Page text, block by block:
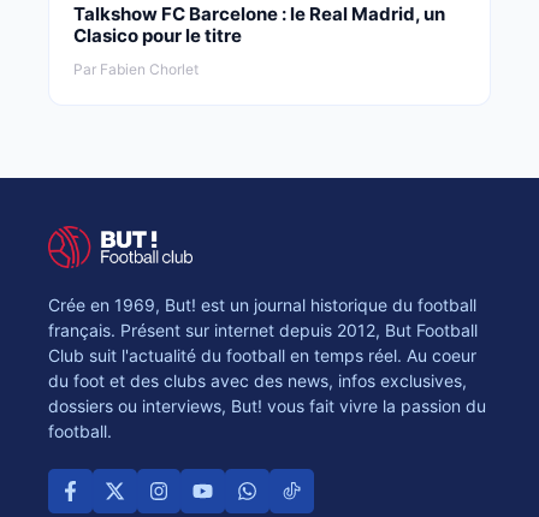
Talkshow FC Barcelone : le Real Madrid, un
Clasico pour le titre
Par Fabien Chorlet
Crée en 1969, But! est un journal historique du football
français. Présent sur internet depuis 2012, But Football
Club suit l'actualité du football en temps réel. Au coeur
du foot et des clubs avec des news, infos exclusives,
dossiers ou interviews, But! vous fait vivre la passion du
football.